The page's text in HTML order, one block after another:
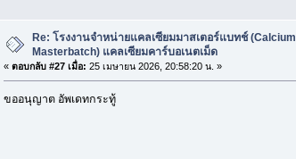
Re: โรงงานจำหน่ายแคลเซียมมาสเตอร์แบทช์ (Calcium
Masterbatch) แคลเซียมคาร์บอเนตเม็ด
« ตอบกลับ #27 เมื่อ: 25 เมษายน 2026, 20:58:20 น. »
ขออนุญาต อัพเดทกระทู้